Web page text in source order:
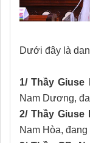
Dưới đây là
1/ Thầy Giuse
Nam Dương,
2/ Thầy Giuse
Nam Hòa,